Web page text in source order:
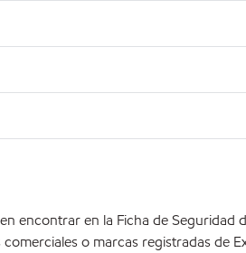
encontrar en la Ficha de Seguridad
o marcas registradas de